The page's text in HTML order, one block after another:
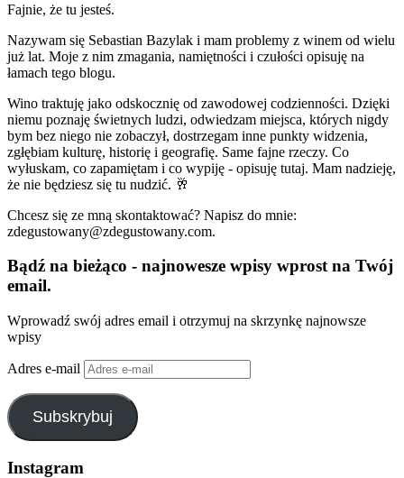
Fajnie, że tu jesteś.
Nazywam się Sebastian Bazylak i mam problemy z winem od wielu
już lat. Moje z nim zmagania, namiętności i czułości opisuję na
łamach tego blogu.
Wino traktuję jako odskocznię od zawodowej codzienności. Dzięki
niemu poznaję świetnych ludzi, odwiedzam miejsca, których nigdy
bym bez niego nie zobaczył, dostrzegam inne punkty widzenia,
zgłębiam kulturę, historię i geografię. Same fajne rzeczy. Co
wyłuskam, co zapamiętam i co wypiję - opisuję tutaj. Mam nadzieję,
że nie będziesz się tu nudzić. 🥂
Chcesz się ze mną skontaktować? Napisz do mnie:
zdegustowany@zdegustowany.com.
Bądź na bieżąco - najnowesze wpisy wprost na Twój
email.
Wprowadź swój adres email i otrzymuj na skrzynkę najnowsze
wpisy
Adres e-mail
Subskrybuj
Instagram